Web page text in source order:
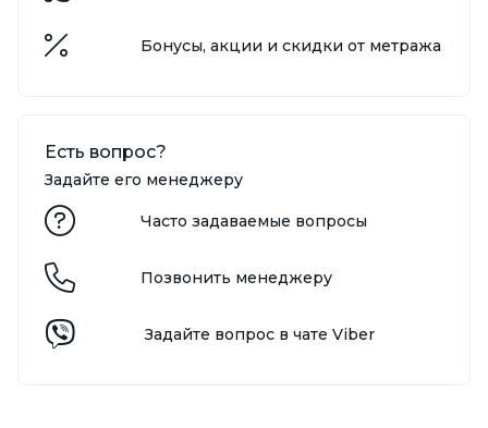
Бонусы, акции и скидки от метража
Есть вопрос?
Задайте его менеджеру
Часто задаваемые вопросы
Позвонить менеджеру
Задайте вопрос в чате Viber